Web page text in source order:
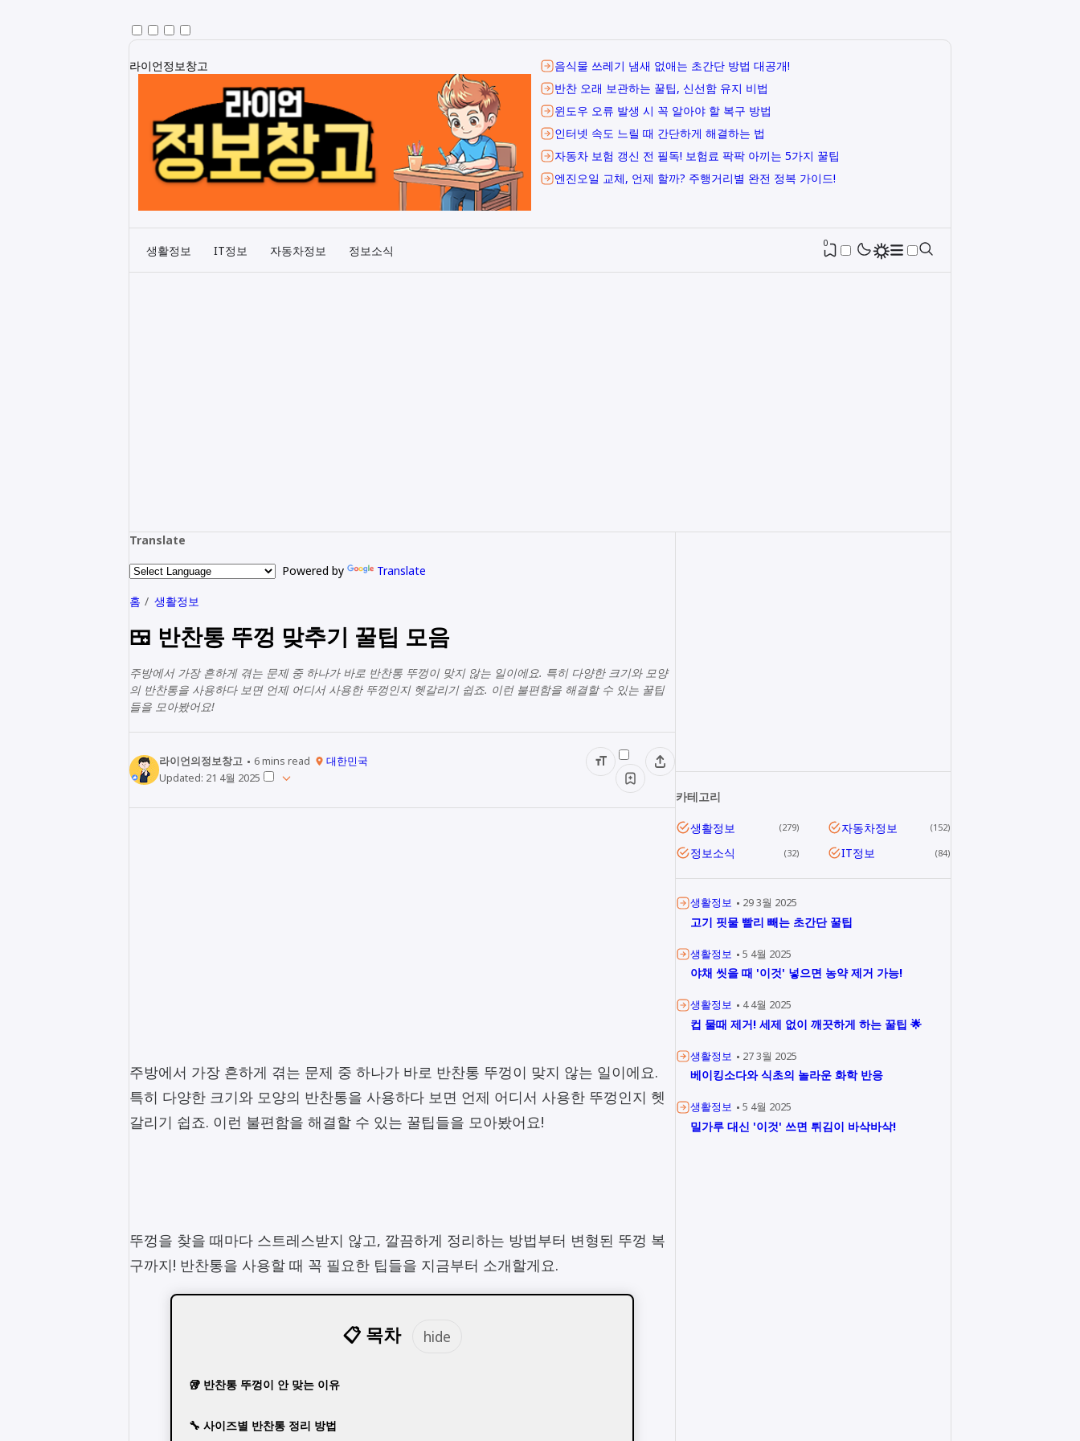
라이언정보창고
음식물 쓰레기 냄새 없애는 초간단 방법 대공개!
반찬 오래 보관하는 꿀팁, 신선함 유지 비법
윈도우 오류 발생 시 꼭 알아야 할 복구 방법
인터넷 속도 느릴 때 간단하게 해결하는 법
자동차 보험 갱신 전 필독! 보험료 팍팍 아끼는 5가지 꿀팁
엔진오일 교체, 언제 할까? 주행거리별 완전 정복 가이드!
생활정보 IT정보 자동차정보 정보소식 0
Translate
Powered by
Translate
홈 생활정보
🍱 반찬통 뚜껑 맞추기 꿀팁 모음
주방에서 가장 흔하게 겪는 문제 중 하나가 바로 반찬통 뚜껑이 맞지 않는 일이에요. 특히 다양한 크기와 모양
의 반찬통을 사용하다 보면 언제 어디서 사용한 뚜껑인지 헷갈리기 쉽죠. 이런 불편함을 해결할 수 있는 꿀팁
들을 모아봤어요!
라이언의정보창고 6mins read
대한민국
Updated: 21 4월 2025
주방에서 가장 흔하게 겪는 문제 중 하나가 바로 반찬통 뚜껑이 맞지 않는 일이에요.
특히 다양한 크기와 모양의 반찬통을 사용하다 보면 언제 어디서 사용한 뚜껑인지 헷
갈리기 쉽죠. 이런 불편함을 해결할 수 있는 꿀팁들을 모아봤어요!
뚜껑을 찾을 때마다 스트레스받지 않고, 깔끔하게 정리하는 방법부터 변형된 뚜껑 복
구까지! 반찬통을 사용할 때 꼭 필요한 팁들을 지금부터 소개할게요.
📋 목차
🥡 반찬통 뚜껑이 안 맞는 이유
🔧 사이즈별 반찬통 정리 방법
카테고리
생활정보 279 자동차정보 152
정보소식 32 IT정보 84
생활정보 29 3월 2025
고기 핏물 빨리 빼는 초간단 꿀팁
생활정보 5 4월 2025
야채 씻을 때 '이것' 넣으면 농약 제거 가능!
생활정보 4 4월 2025
컵 물때 제거! 세제 없이 깨끗하게 하는 꿀팁 🌟
생활정보 27 3월 2025
베이킹소다와 식초의 놀라운 화학 반응
생활정보 5 4월 2025
밀가루 대신 '이것' 쓰면 튀김이 바삭바삭!